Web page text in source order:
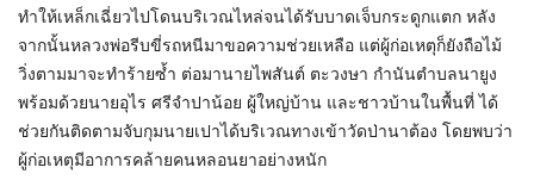
ทำให้เหล็กเฉี่ยวไปโดนบริเวณไหล่จนได้รับบาดเจ็บกระดูกแตก หลัง
จากนั้นหลวงพ่อรีบขี่รถหนีมาขอความช่วยเหลือ แต่ผู้ก่อเหตุก็ยังถือไม้
วิ่งตามมาจะทำร้ายซ้ำ ต่อมานายไพสันต์ ตะวงษา กำนันตำบลนายูง
พร้อมด้วยนายอุไร ศรีจำปาน้อย ผู้ใหญ่บ้าน และชาวบ้านในพื้นที่ ได้
ช่วยกันติดตามจับกุมนายเปาได้บริเวณทางเข้าวัดป่านาต้อง โดยพบว่า
ผู้ก่อเหตุมีอาการคล้ายคนหลอนยาอย่างหนัก